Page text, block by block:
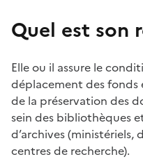
Quel est son
Elle ou il assure le
déplacement des fonds
de la préservation des
sein des bibliothèques
d’archives
centres de recherche).